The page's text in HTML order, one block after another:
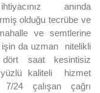
anında
olduğu tecrübe ve
ve semtlerine
işin da uzman nitelikli
saat kesintisiz
yüzlü kaliteli hizmet
24 çalışan çağrı